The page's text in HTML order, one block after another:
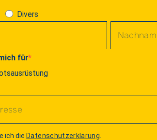
Divers
für
ich dieDatenschutzerklärung